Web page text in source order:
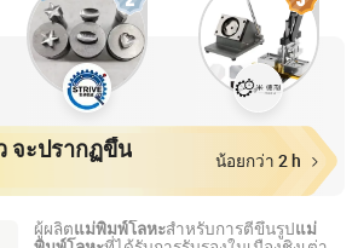
จะปรากฏขึ้น น้อยกว่า 2 h
ผู้ผลิตแม่พิมพ์โลหะสำหรับการตีขึ้นรูปแม่